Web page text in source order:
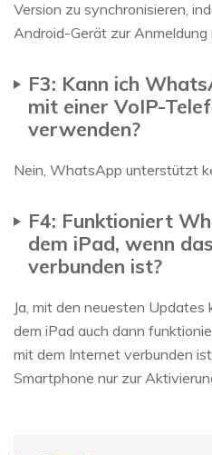
Version zu synchronisieren,
Android-Gerät zur Anmeldung
F3: Kann ich
mit einer VoIP-
verwenden?
Nein, WhatsApp unterstützt
F4: Funktioniert
dem iPad, wenn
verbunden ist?
Ja, mit den neuesten
dem iPad auch dann
mit dem Internet verbunden
Smartphone nur zur